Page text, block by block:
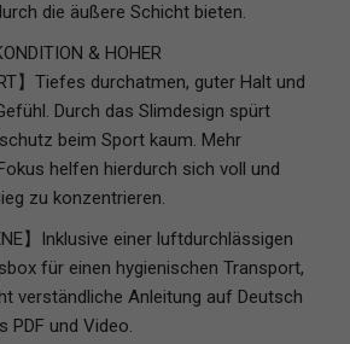
die äußere Schicht bieten.
& HOHER
】Tiefes durchatmen, guter Halt und
Durch das Slimdesign spürt
beim Sport kaum. Mehr
helfen hierdurch sich voll und
zu konzentrieren.
】Inklusive einer luftdurchlässigen
für einen hygienischen Transport,
verständliche Anleitung auf Deutsch
PDF und Video.